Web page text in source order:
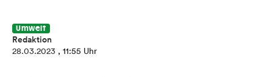
Umwelt
Redaktion
28.03.2023 , 11:55 Uhr